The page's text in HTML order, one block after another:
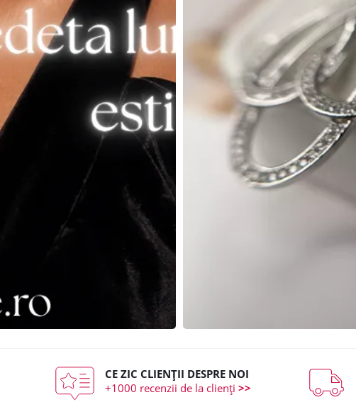
CE ZIC CLIENȚII DESPRE NOI
+1000 recenzii de la clienți>>